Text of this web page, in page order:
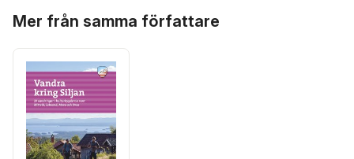
Mer från samma författare